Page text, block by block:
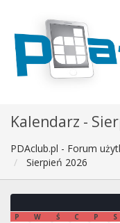
Kalendarz -
PDAclub.pl - Forum
Sierpień 2026
P W Ś C P S